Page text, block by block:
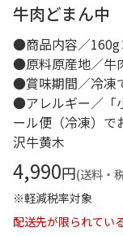
牛肉どまん中
●商品内容／
●原料原産地／牛
●賞味期間／冷凍
●アレルギー／「
ール便（冷凍）
沢牛黄木
4,990円(送料・
※軽減税率対象
配送先が限られてい